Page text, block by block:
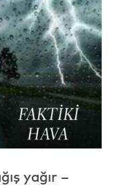
yağır –